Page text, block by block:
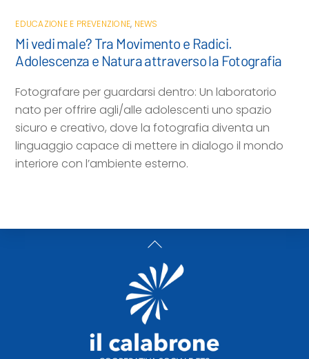
EDUCAZIONE E PREVENZIONE, NEWS
Mi vedi male? Tra Movimento e Radici.
Adolescenza e Natura attraverso la Fotografia
Fotografare per guardarsi dentro: Un laboratorio
nato per offrire agli/alle adolescenti uno spazio
sicuro e creativo, dove la fotografia diventa un
linguaggio capace di mettere in dialogo il mondo
interiore con l’ambiente esterno.
Back
To
Top